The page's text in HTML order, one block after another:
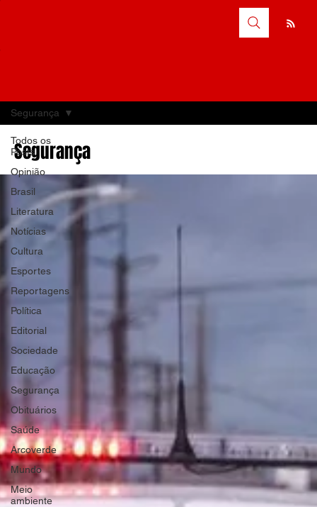
Todos os
Posts
Opinião
Brasil
Literatura
Notícias
Cultura
Esportes
Reportagens
Política
Editorial
Sociedade
Educação
Segurança
Obituários
Saúde
Arcoverde
Mundo
Meio
ambiente
Segurança
Segurança